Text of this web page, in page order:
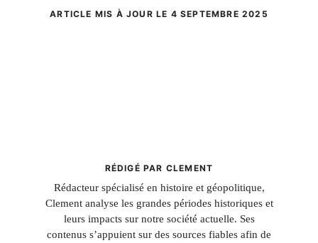
ARTICLE MIS À JOUR LE 4 SEPTEMBRE 2025
RÉDIGÉ PAR CLEMENT
Rédacteur spécialisé en histoire et géopolitique,
Clement analyse les grandes périodes historiques et
leurs impacts sur notre société actuelle. Ses
contenus s’appuient sur des sources fiables afin de